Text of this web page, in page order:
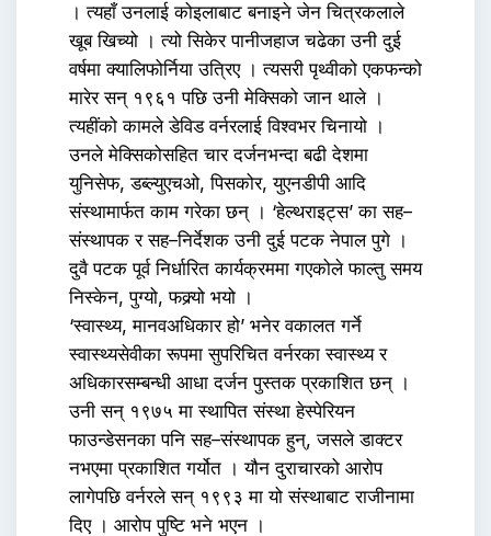
। त्यहाँ उनलाई कोइलाबाट बनाइने जेन चित्रकलाले
खूब खिच्यो । त्यो सिकेर पानीजहाज चढेका उनी दुई
वर्षमा क्यालिफोर्निया उत्रिए । त्यसरी पृथ्वीको एकफन्को
मारेर सन् १९६१ पछि उनी मेक्सिको जान थाले ।
त्यहींको कामले डेविड वर्नरलाई विश्वभर चिनायो ।
उनले मेक्सिकोसहित चार दर्जनभन्दा बढी देशमा
युनिसेफ, डब्ल्युएचओ, पिसकोर, युएनडीपी आदि
संस्थामार्फत काम गरेका छन् । ‘हेल्थराइट्स’ का सह–
संस्थापक र सह–निर्देशक उनी दुई पटक नेपाल पुगे ।
दुवै पटक पूर्व निर्धारित कार्यक्रममा गएकोले फाल्तु समय
निस्केन, पुग्यो, फक्र्यो भयो ।
‘स्वास्थ्य, मानवअधिकार हो’ भनेर वकालत गर्ने
स्वास्थ्यसेवीका रूपमा सुपरिचित वर्नरका स्वास्थ्य र
अधिकारसम्बन्धी आधा दर्जन पुस्तक प्रकाशित छन् ।
उनी सन् १९७५ मा स्थापित संस्था हेस्पेरियन
फाउन्डेसनका पनि सह–संस्थापक हुन्, जसले डाक्टर
नभएमा प्रकाशित गर्योत । यौन दुराचारको आरोप
लागेपछि वर्नरले सन् १९९३ मा यो संस्थाबाट राजीनामा
दिए । आरोप पुष्टि भने भएन ।